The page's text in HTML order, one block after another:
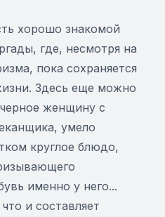
хорошо знакомой
где, несмотря на
пока сохраняется
Здесь еще можно
женщину с
умело
круглое блюдо,
именно у него...
и составляет